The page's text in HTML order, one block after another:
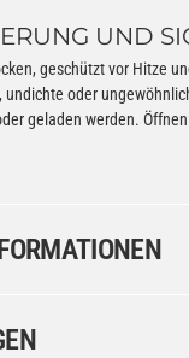
UND
geschützt vor Hitze
oder
geladen werden.